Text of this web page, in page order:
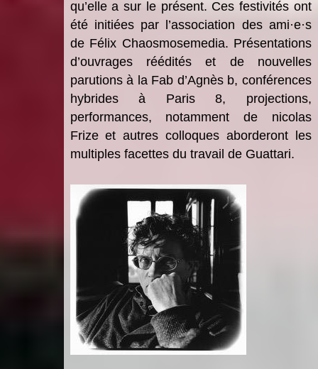
qu’ellea sur le présent. Ces festivités ont
été initiées par l’association des ami·e·s
de Félix Chaosmosemedia. Présentations
d’ouvrages réédités et de nouvelles
parutions à la Fab d’Agnès b, conférences
hybrides à Paris 8, projections,
performances, notamment de nicolas
Frize et autres colloques aborderont les
multiples facettes du travail de Guattari.